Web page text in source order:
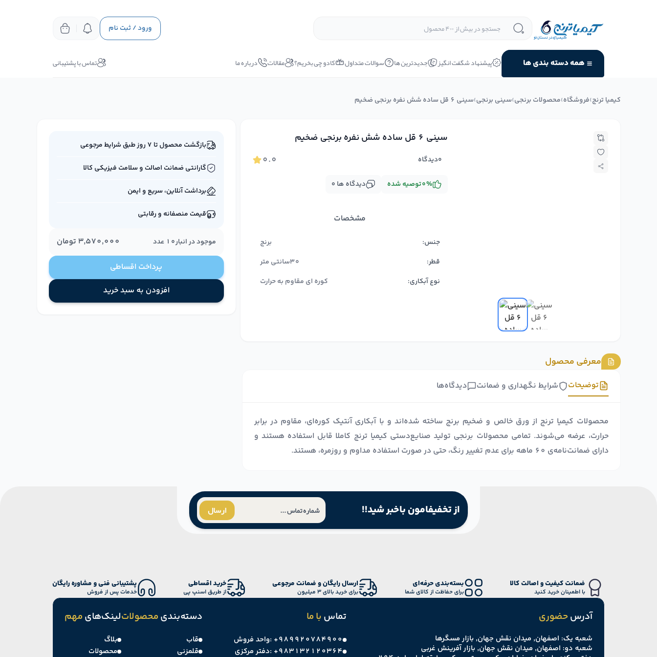
ورود / ثبت نام
همه دسته بندی ها پیشنهاد شگفت انگیز جدیدترین ها سوالات متداول کادو چی بخریم؟ مقالات درباره ما تماس با پشتیبانی
کیمیا ترنج›فروشگاه›محصولات برنجی›سینی برنجی›سینی 6 قل ساده شش نفره برنجی ضخیم
بازگشت محصول تا ۷ روز طبق شرایط مرجوعی
گارانتی ضمانت اصالت و سلامت فیزیکی کالا
برداشت آنلاین، سریع و ایمن
قیمت منصفانه و رقابتی
موجود در انبار10 عدد ۳٬۵۷۰٬۰۰۰ تومان
پرداخت اقساطی
افزودن به سبد خرید
سینی 6 قل ساده شش نفره برنجی ضخیم
۰.۰
دیدگاه۰
۰ دیدگاه ها توصیه شده۰%
مشخصات
جنس:
برنج
قطر:
30سانتی متر
نوع آبکاری:
کوره ای مقاوم به حرارت
معرفی محصول
دیدگاه‌ها شرایط نگهداری و ضمانت توضیحات
محصولات کیمیا ترنج از ورق خالص و ضخیم برنج ساخته شده‌اند و با آبکاری آنتیک کوره‌ای، مقاوم در برابر
حرارت، عرضه می‌شوند. تمامی محصولات برنجی تولید صنایع‌دستی کیمیا ترنج کاملا قابل استفاده هستند و
دارای ضمانت‌نامه‌ی ۶۰ ماهه برای عدم تغییر رنگ، حتی در صورت استفاده مداوم و روزمره، هستند.
ارسال از تخفیفامون باخبر شید!!
پشتیبانی فنی و مشاوره رایگان
خدمات پس از فروش
خرید اقساطی
از طریق اسنپ پی
ارسال رایگان و ضمانت مرجوعی
برای خرید بالای 3 میلیون
بسته‌بندی حرفه‌ای
برای حفاظت از کالای شما
ضمانت کیفیت و اصالت کالا
با اطمینان خرید کنید
آدرسحضوری
شعبه یک: اصفهان, میدان نقش جهان, بازار مسگرها
شعبه دو: اصفهان, میدان نقش جهان, بازار آفرینش غربی
لینک‌های مهم
بلاگ
محصولات
دسته‌بندی محصولات
قاب
قلمزنی
تماس با ما
واحد فروش: +۹۸۹۹۲۰۷۸۴۹۰۰
دفتر مرکزی: +۹۸۳۱۳۲۱۲۰۳۶۴